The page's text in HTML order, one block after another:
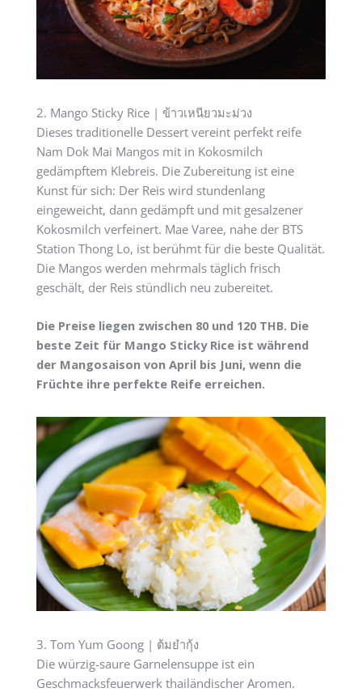
2. Mango Sticky Rice | ข้าวเหนียวมะม่วง
Dieses traditionelle Dessert vereint perfekt reife
Nam Dok Mai Mangos mit in Kokosmilch
gedämpftem Klebreis. Die Zubereitung ist eine
Kunst für sich: Der Reis wird stundenlang
eingeweicht, dann gedämpft und mit gesalzener
Kokosmilch verfeinert. Mae Varee, nahe der BTS
Station Thong Lo, ist berühmt für die beste Qualität.
Die Mangos werden mehrmals täglich frisch
geschält, der Reis stündlich neu zubereitet.
Die Preise liegen zwischen 80 und 120 THB. Die
beste Zeit für Mango Sticky Rice ist während
der Mangosaison von April bis Juni, wenn die
Früchte ihre perfekte Reife erreichen.
3. Tom Yum Goong | ต้มยำกุ้ง
Die würzig-saure Garnelensuppe ist ein
Geschmacksfeuerwerk thailändischer Aromen.